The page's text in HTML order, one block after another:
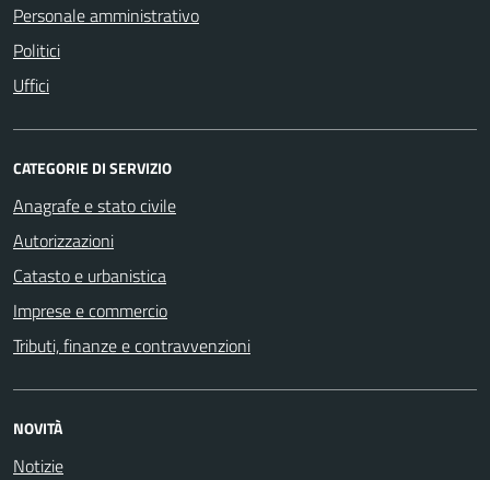
Personale amministrativo
Politici
Uffici
CATEGORIE DI SERVIZIO
Anagrafe e stato civile
Autorizzazioni
Catasto e urbanistica
Imprese e commercio
Tributi, finanze e contravvenzioni
NOVITÀ
Notizie